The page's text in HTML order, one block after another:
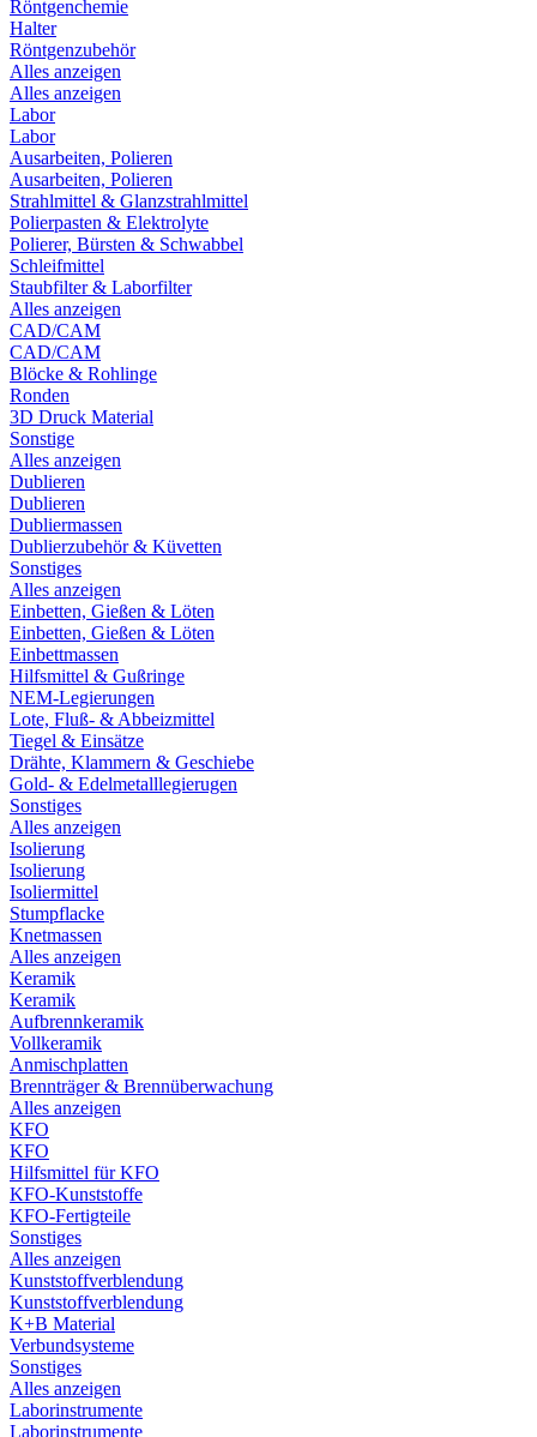
Röntgenchemie
Halter
Röntgenzubehör
Alles anzeigen
Alles anzeigen
Labor
Labor
Ausarbeiten, Polieren
Ausarbeiten, Polieren
Strahlmittel & Glanzstrahlmittel
Polierpasten & Elektrolyte
Polierer, Bürsten & Schwabbel
Schleifmittel
Staubfilter & Laborfilter
Alles anzeigen
CAD/CAM
CAD/CAM
Blöcke & Rohlinge
Ronden
3D Druck Material
Sonstige
Alles anzeigen
Dublieren
Dublieren
Dubliermassen
Dublierzubehör & Küvetten
Sonstiges
Alles anzeigen
Einbetten, Gießen & Löten
Einbetten, Gießen & Löten
Einbettmassen
Hilfsmittel & Gußringe
NEM-Legierungen
Lote, Fluß- & Abbeizmittel
Tiegel & Einsätze
Drähte, Klammern & Geschiebe
Gold- & Edelmetalllegierugen
Sonstiges
Alles anzeigen
Isolierung
Isolierung
Isoliermittel
Stumpflacke
Knetmassen
Alles anzeigen
Keramik
Keramik
Aufbrennkeramik
Vollkeramik
Anmischplatten
Brennträger & Brennüberwachung
Alles anzeigen
KFO
KFO
Hilfsmittel für KFO
KFO-Kunststoffe
KFO-Fertigteile
Sonstiges
Alles anzeigen
Kunststoffverblendung
Kunststoffverblendung
K+B Material
Verbundsysteme
Sonstiges
Alles anzeigen
Laborinstrumente
Laborinstrumente